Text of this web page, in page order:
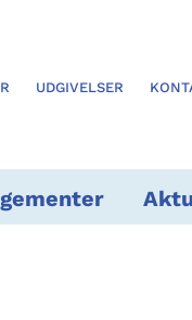
UDGIVELSER